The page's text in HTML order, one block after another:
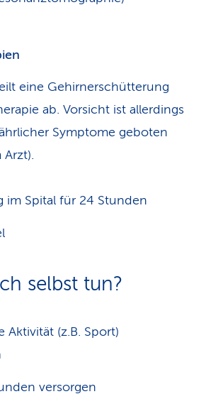
eine Gehirnerschütterung
ab. Vorsicht ist allerdings
Symptome geboten
Arzt).
im Spital für 24 Stunden
selbst tun?
Aktivität (z.B. Sport)
versorgen